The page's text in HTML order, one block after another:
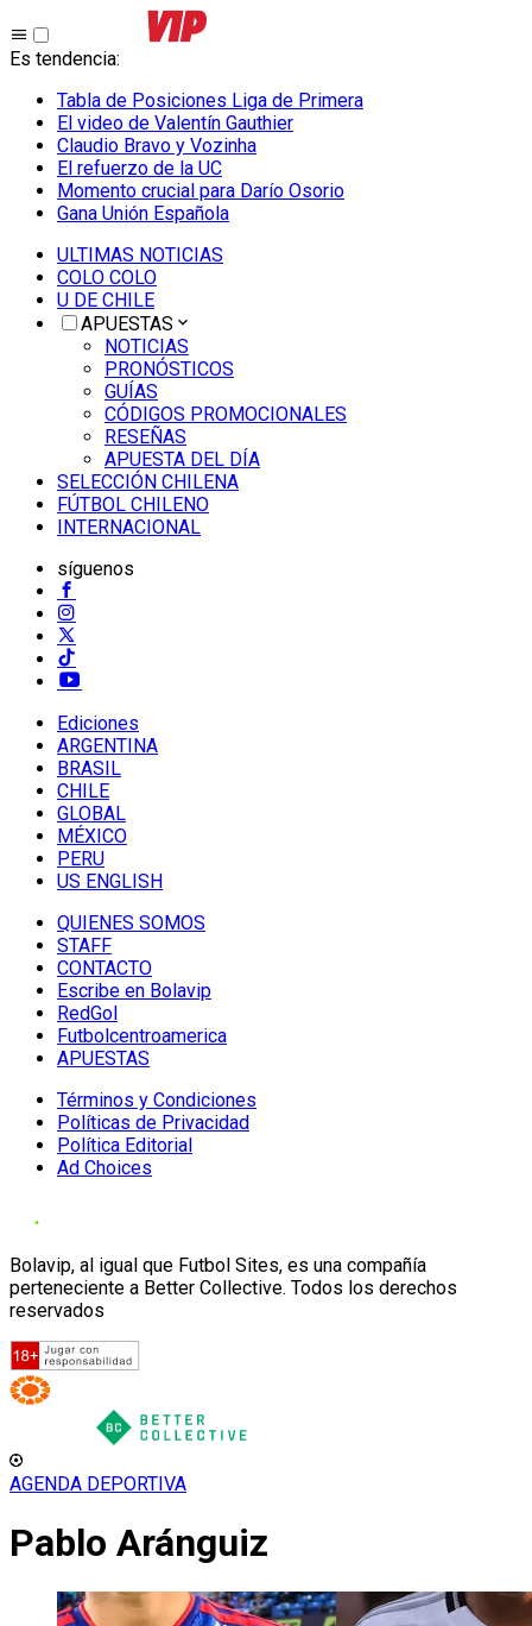
Es tendencia:
Tabla de Posiciones Liga de Primera
El video de Valentín Gauthier
Claudio Bravo y Vozinha
El refuerzo de la UC
Momento crucial para Darío Osorio
Gana Unión Española
ULTIMAS NOTICIAS
COLO COLO
U DE CHILE
APUESTAS
NOTICIAS
PRONÓSTICOS
GUÍAS
CÓDIGOS PROMOCIONALES
RESEÑAS
APUESTA DEL DÍA
SELECCIÓN CHILENA
FÚTBOL CHILENO
INTERNACIONAL
síguenos
Ediciones
ARGENTINA
BRASIL
CHILE
GLOBAL
MÉXICO
PERU
US ENGLISH
QUIENES SOMOS
STAFF
CONTACTO
Escribe en Bolavip
RedGol
Futbolcentroamerica
APUESTAS
Términos y Condiciones
Políticas de Privacidad
Política Editorial
Ad Choices
Bolavip, al igual que Futbol Sites, es una compañía
perteneciente a Better Collective. Todos los derechos
reservados
AGENDA DEPORTIVA
Pablo Aránguiz